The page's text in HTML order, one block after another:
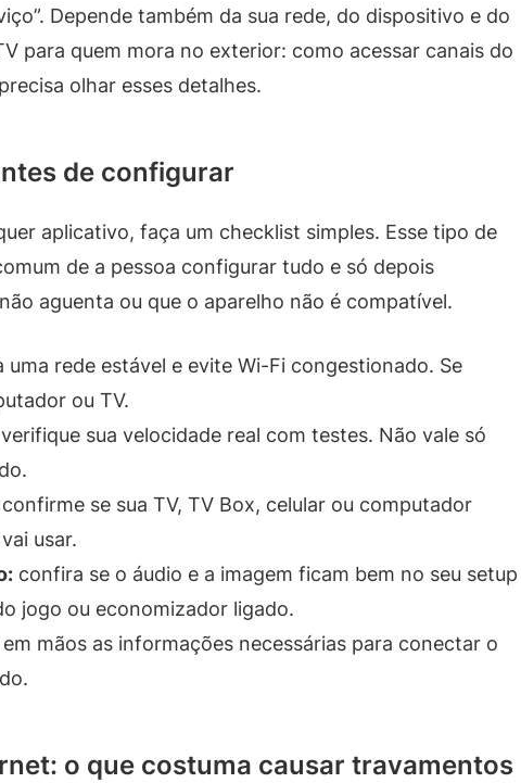
Depende também da sua rede, do dispositivo e do
para quem mora no exterior: como acessar canais do
olhar esses detalhes.
de configurar
aplicativo, faça um checklist simples. Esse tipo de
de a pessoa configurar tudo e só depois
aguenta ou que o aparelho não é compatível.
uma rede estável e evite Wi-Fi congestionado. Se
ou TV.
verifique sua velocidade real com testes. Não vale só
confirme se sua TV, TV Box, celular ou computador
usar.
confira se o áudio e a imagem ficam bem no seu setup
jogo ou economizador ligado.
mãos as informações necessárias para conectar o
o que costuma causar travamentos